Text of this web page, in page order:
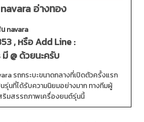
อ่างทอง
navara
, หรือ Add Line :
มี @ ด้วยนะครับ
รถกระบะขนาดกลางที่เปิดตัวครั้งแรก
นรุ่นที่ได้รับความนิยมอย่างมาก ทางทีมผู้
มสรรถภาพเครื่องยนต์รุ่นนี้